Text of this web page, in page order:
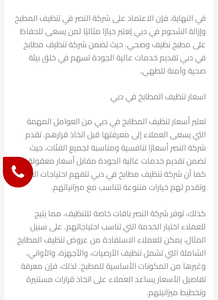
في النهاية، فإن الاعتماد على شركة النصر في تنظيف المطبخ
وإزالة الشحوم في دبي يُعتبر خيارًا مثاليًا لمن يسعى للحفاظ
على مطبخ نظيف وصحي. حيث تضمن شركة تنظيف مطابخ
في دبي تقديم خدمات عالية الجودة تسهم في خلق بيئة
صحية وآمنة للطهي.
اسعار تنظيف المطابخ في دبي
تعتبر أسعار تنظيف المطابخ في دبي من العوامل المهمة
التي يسعى العملاء إلى معرفتها قبل اتخاذ قرارهم. تقدم
شركة النصر أسعارًا تنافسية ومناسبة لجميع الفئات، حيث
تضمن تقديم خدمات عالية الجودة مقابل أسعار معقولة.
كما أن شركة تنظيف مطابخ في دبي تتفهم احتياجات العملاء
وتقدم لهم خيارات متنوعة تتناسب مع ميزانياتهم.
كذلك، توفر شركة النصر باقات خاصة للتنظيف، مما يتيح
للعملاء اختيار الخدمة التي تناسب احتياجاتهم. على سبيل
المثال، يمكن للعملاء الاستفادة من عروض تنظيف المطابخ
الشاملة التي تشمل تنظيف الأرضيات، والأجهزة، والأواني،
وغيرها من المكونات الأساسية للمطبخ. لذلك، فإن معرفة
تفاصيل الأسعار يساعد العملاء على اتخاذ قرارات مستنيرة
وتخطيط ميزانيتهم.